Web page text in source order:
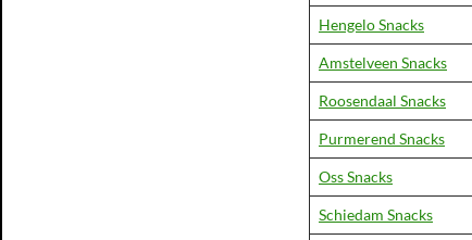
Hengelo Snacks
Amstelveen Snacks
Roosendaal Snacks
Purmerend Snacks
Oss Snacks
Schiedam Snacks